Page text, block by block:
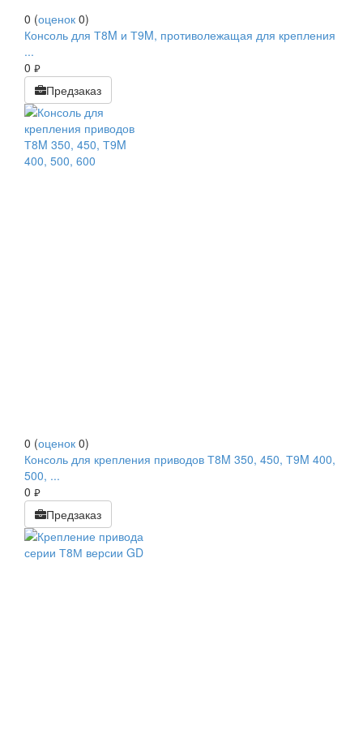
0 (оценок 0)
Консоль для Т8M и Т9M, противолежащая для крепления
...
0 руб.
Предзаказ
0 (оценок 0)
Консоль для крепления приводов Т8M 350, 450, Т9M 400,
500, ...
0 руб.
Предзаказ